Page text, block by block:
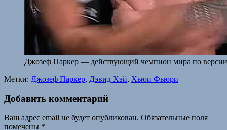
Джозеф Паркер — действующий чемпион мира по
Метки: Джозеф Паркер, Дэвид Хэй, Хьюи Фьюри
Добавить комментарий
Ваш адрес email не будет опубликован. Обязательные поля
помечены *